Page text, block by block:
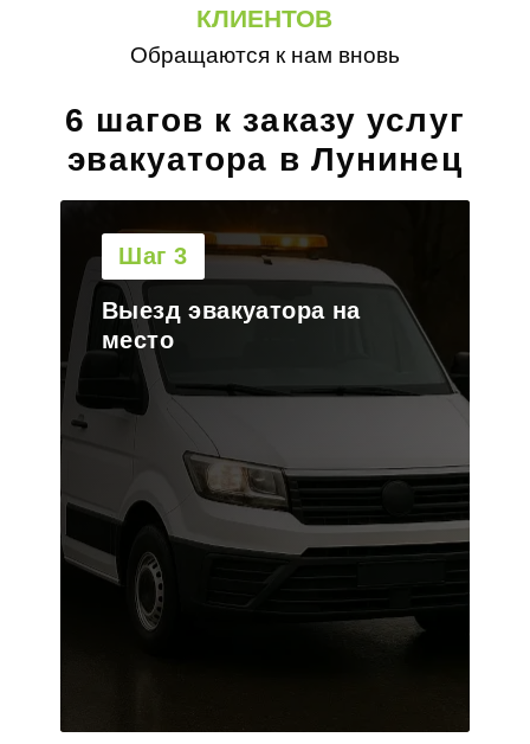
КЛИЕНТОВ
Обращаются к нам вновь
6 шагов к заказу услуг
эвакуатора в Лунинец
Шаг 4
Погрузка транспорта на
платформу